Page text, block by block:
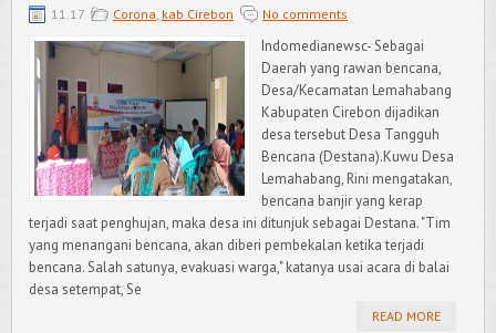
11.17 Corona, kab Cirebon No comments
Indomedianewsc- Sebagai
Daerah yang rawan bencana,
Desa/Kecamatan Lemahabang
Kabupaten Cirebon dijadikan
desa tersebut Desa Tangguh
Bencana (Destana).Kuwu Desa
Lemahabang, Rini mengatakan,
bencana banjir yang kerap
terjadi saat penghujan, maka desa ini ditunjuk sebagai Destana. "Tim
yang menangani bencana, akan diberi pembekalan ketika terjadi
bencana. Salah satunya, evakuasi warga," katanya usai acara di balai
desa setempat, Se
READ MORE